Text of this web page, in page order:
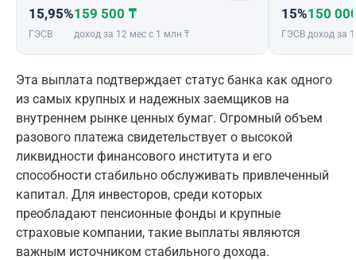
15,95%
ГЭСВ
159 500 ₸
доход за 12 мес с 1 млн ₸
15%
ГЭСВ
150
доход за
Эта выплата подтверждает статус банка как одного
из самых крупных и надежных заемщиков на
внутреннем рынке ценных бумаг. Огромный объем
разового платежа свидетельствует о высокой
ликвидности финансового института и его
способности стабильно обслуживать привлеченный
капитал. Для инвесторов, среди которых
преобладают пенсионные фонды и крупные
страховые компании, такие выплаты являются
важным источником стабильного дохода.